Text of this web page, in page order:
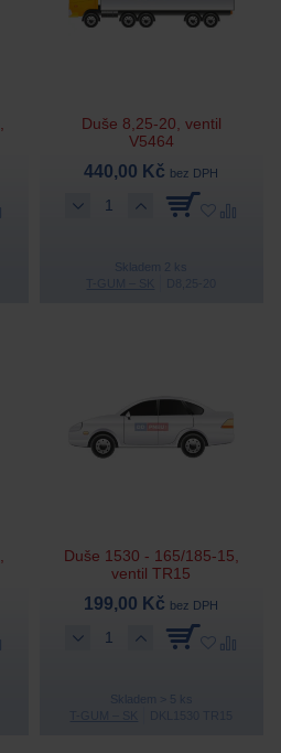
Duše 8,25-20, ventil
V5464
440,00 Kč bez DPH
Skladem 2 ks
Duše 1530 - 165/185-15,
ventil TR15
199,00 Kč bez DPH
Skladem > 5 ks